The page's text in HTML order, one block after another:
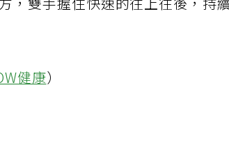
，雙手握住快速的往上往後，持
健康）